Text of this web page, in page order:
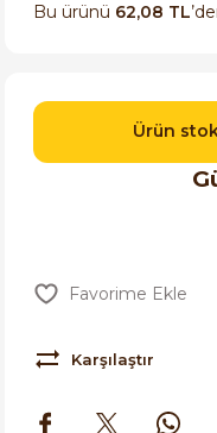
Bu ürünü 62,08 TL
Ürün
Karşılaştır